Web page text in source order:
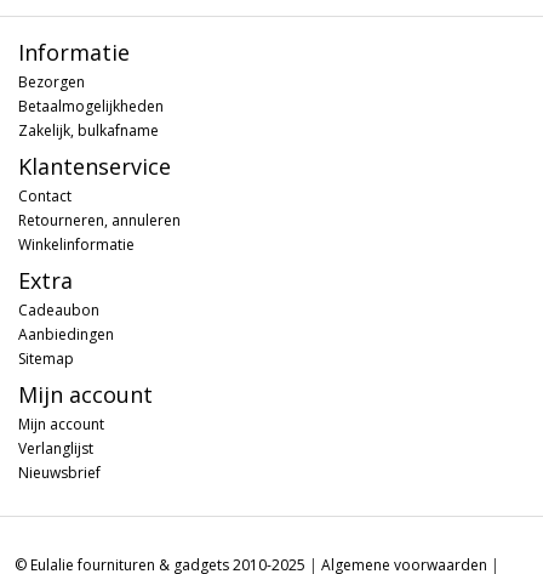
Informatie
Bezorgen
Betaalmogelijkheden
Zakelijk, bulkafname
Klantenservice
Contact
Retourneren, annuleren
Winkelinformatie
Extra
Cadeaubon
Aanbiedingen
Sitemap
Mijn account
Mijn account
Verlanglijst
Nieuwsbrief
© Eulalie fournituren & gadgets 2010-2025 | Algemene voorwaarden |